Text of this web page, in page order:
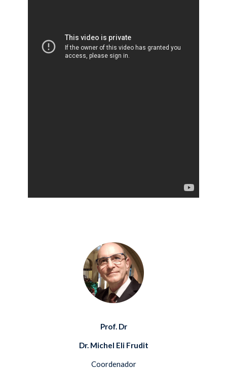
Prof. Dr
Dr. Michel Eli Frudit
Coordenador